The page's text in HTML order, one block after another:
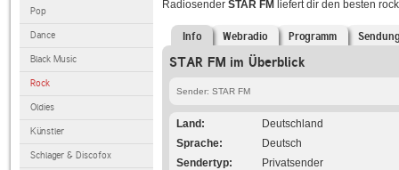
Pop
Dance
Black Music
Rock
Oldies
Künstler
Schlager & Discofox
Radiosender STAR FM liefert dir den besten
Info Webradio Programm
STAR FM im Überblick
Sender: STAR FM
Land
Deutschland
Sprache
Deutsch
Sendertyp
Privatsender